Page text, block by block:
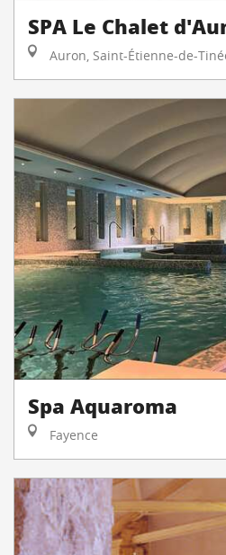
SPA Le Chalet
Auron, Saint-Étienne-de-
Spa Aquaroma
Fayence